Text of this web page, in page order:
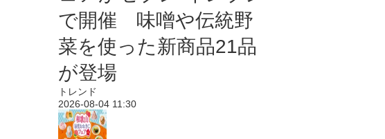
で開催 味噌や伝統野
菜を使った新商品21品
が登場
トレンド
2026-08-04 11:30